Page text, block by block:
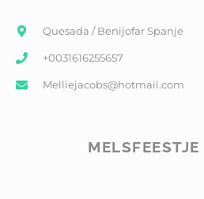
Quesada / Benijofar Spanje
+0031616255657
Melliejacobs@hotmail.com